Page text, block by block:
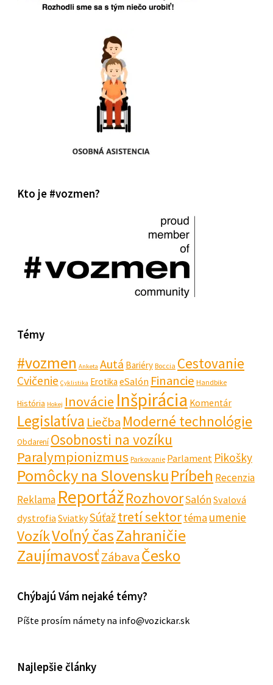
Kto je #vozmen?
Témy
#vozmen Anketa Autá Bariéry Boccia Cestovanie
Cvičenie Cyklistika Erotika eSalón Financie Handbike
História Hokej Inovácie Inšpirácia Komentár
Legislatíva Liečba Moderné technológie
Obdarení Osobnosti na vozíku
Paralympionizmus Parkovanie Parlament Pikošky
Pomôcky na SlovenskuPríbeh Recenzia
Reklama ReportážRozhovorSalón Svalová
dystrofiaSviatkySúťažtretí sektortéma umenie
VozíkVoľný časZahraničie
ZaujímavosťZábavaČesko
Chýbajú Vám nejaké témy?
Píšte prosím námety na info@vozickar.sk
Najlepšie články